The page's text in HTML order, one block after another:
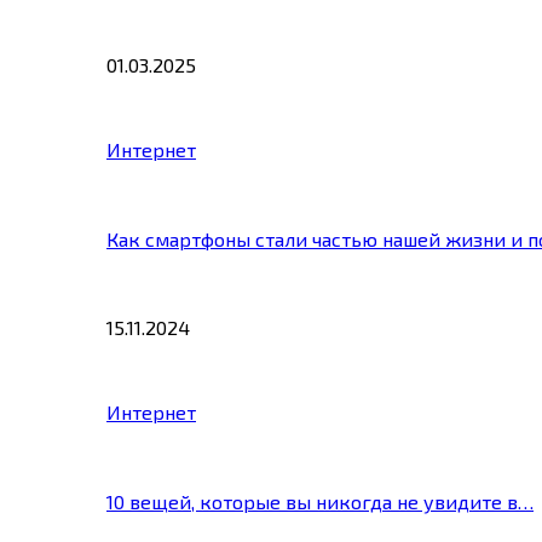
01.03.2025
Интернет
Как смартфоны стали частью нашей жизни и
15.11.2024
Интернет
10 вещей, которые вы никогда не увидите в…